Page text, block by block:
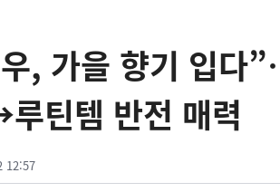
, 가을 향기 입다
틴템 반전 매력
12:57